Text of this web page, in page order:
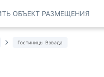
ОБЪЕКТ РАЗМЕЩЕНИЯ
Гостиницы Взвада